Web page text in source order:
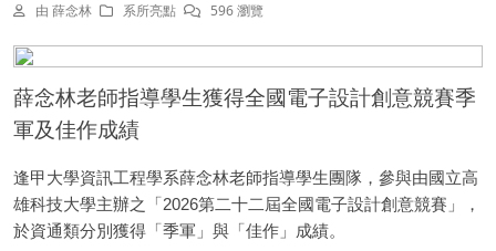
由 薛念林 系所亮點 596 瀏覽
薛念林老師指導學生獲得全國電子設計創意競賽季
軍及佳作成績
逢甲大學資訊工程學系薛念林老師指導學生團隊，參與由國立高
雄科技大學主辦之「2026第二十二屆全國電子設計創意競賽」，
於資通類分別獲得「季軍」與「佳作」成績。